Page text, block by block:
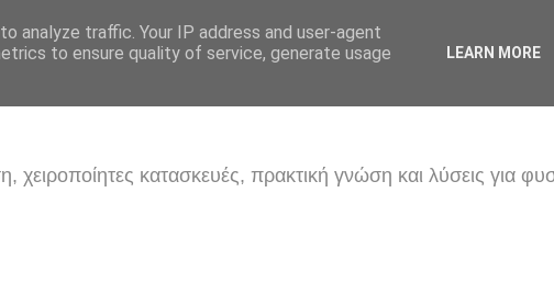
κατασκευές, πρακτική γνώση και λύσεις για
analyze traffic. Your IP address and user-agent
to ensure quality of service, generate usage
LEARN MORE